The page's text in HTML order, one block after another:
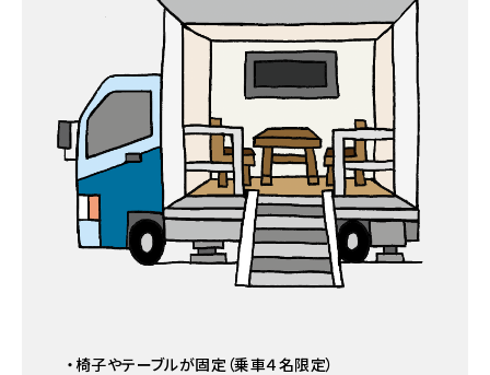
・椅子やテーブルが固定（乗車４名限定）